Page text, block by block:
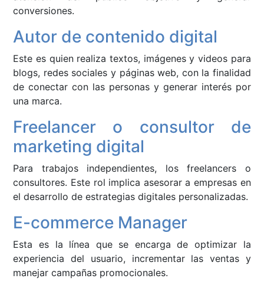
conversiones.
Autor de contenido digital
Este es quien realiza textos, imágenes y videos para
blogs, redes sociales y páginas web, con la finalidad
de conectar con las personas y generar interés por
una marca.
Freelancer o consultor de
marketing digital
Para trabajos independientes, los freelancers o
consultores. Este rol implica asesorar a empresas en
el desarrollo de estrategias digitales personalizadas.
E-commerce Manager
Esta es la línea que se encarga de optimizar la
experiencia del usuario, incrementar las ventas y
manejar campañas promocionales.